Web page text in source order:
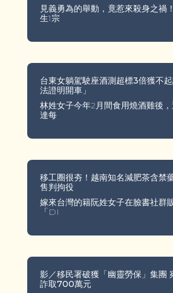
見義勇為的舉動，竟惹來殺身之禍
生1宗
台東女躺駕駛座酒測超標3倍獲不
法證明開車」
林姓女子今年2月間食用燒酒雞後
達每
移工圈很夯！越南知名減肥茶含禁
售判拘役
嫁來台灣的籍阮姓女子在臉書社群
「DI
影／移民署破獲「幽靈勞保」集團
詐取700萬元